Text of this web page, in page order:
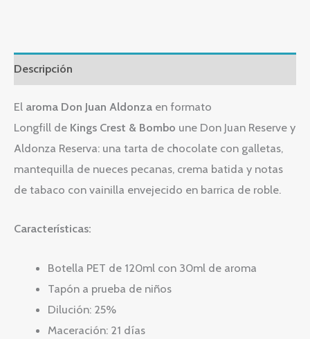
Descripción
El aroma Don Juan Aldonza en formato
Longfill de Kings Crest & Bombo une Don Juan Reserve y
Aldonza Reserva: una tarta de chocolate con galletas,
mantequilla de nueces pecanas, crema batida y notas
de tabaco con vainilla envejecido en barrica de roble.
Características:
Botella PET de 120ml con 30ml de aroma
Tapón a prueba de niños
Dilución: 25%
Maceración: 21 días